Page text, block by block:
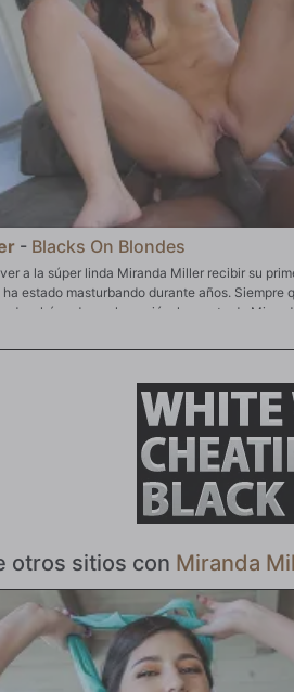
- Blacks On Blondes
ver a la súper linda Miranda Miller recibir su
estado masturbando durante años. Siempre
y húmeda por la acción, la mente de
con pollas extra grandes deambulan,
están cerca de desgarrarse. ¡Es su
Flash Brown la dejó sin aliento! Pero
y Flash. ¡Al juego mental de Miranda! ¡A
que el pequeño y apretado coño de
pero mira cómo sus ojos se abren como
procede a golpearla hasta someterla,
de conversación callejera común: Miranda se
es una "zorra de polla negra". Ya saben lo
otros sitios con Miranda